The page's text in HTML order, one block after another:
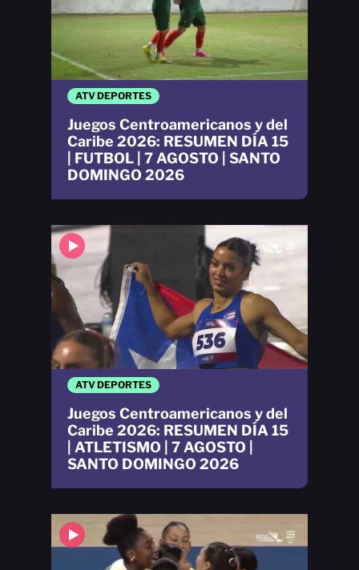
ATV DEPORTES
Juegos Centroamericanos y del
Caribe 2026: RESUMEN DÍA 15
| ATLETISMO | 7 AGOSTO |
SANTO DOMINGO 2026
ATV DEPORTES
Juegos Centroamericanos y del
Caribe 2026: RESUMEN DÍA 15
| FUTBOL | 7 AGOSTO | SANTO
DOMINGO 2026